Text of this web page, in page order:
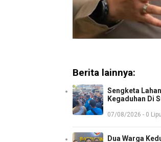
Berita lainnya:
Sengketa
Kegaduhan Di
07/08/2026 - 0
Dua Warga